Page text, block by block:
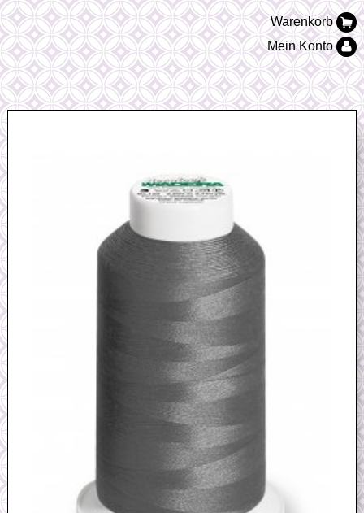
Warenkorb
Mein Konto